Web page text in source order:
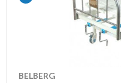
BELBERG